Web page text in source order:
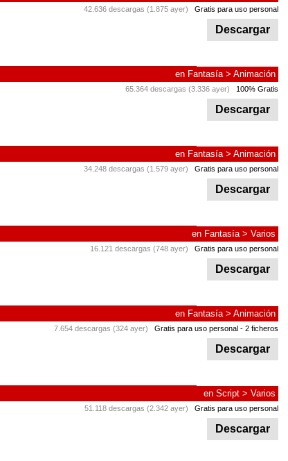
42.636 descargas (1.875 ayer) Gratis para uso personal
Descargar
en Fantasía> Animación
65.364 descargas (3.336 ayer) 100% Gratis
Descargar
en Fantasía> Animación
34.248 descargas (1.579 ayer) Gratis para uso personal
Descargar
en Fantasía> Varios
16.121 descargas (748 ayer) Gratis para uso personal
Descargar
en Fantasía> Animación
7.654 descargas (324 ayer) Gratis para uso personal - 2 ficheros
Descargar
en Script > Varios
51.118 descargas (2.342 ayer) Gratis para uso personal
Descargar